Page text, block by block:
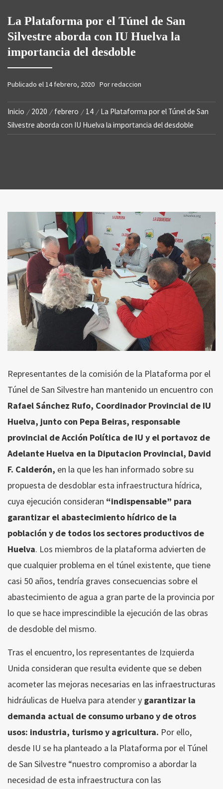
La Plataforma por el Túnel de San
Silvestre aborda con IU Huelva la
importancia del desdoble
Publicado el14 febrero, 2020 Porredaccion
Inicio 2020 febrero 14
La Plataforma por el Túnel de San
Silvestre aborda con IU Huelva la importancia del desdoble
Representantes de la comisión de la Plataforma por el
Túnel de San Silvestre han mantenido un encuentro con
Rafael Sánchez Rufo, Coordinador Provincial de IU
Huelva, junto con Pepa Beiras, responsable
provincial de Acción Política de IU y el portavoz de
Adelante Huelva en la Diputacion Provincial, David
F. Calderón, en la que les han informado sobre su
propuesta de desdoblar esta infraestructura hídrica,
cuya ejecución consideran “indispensable” para
garantizar el abastecimiento hídrico de la
población y de todos los sectores productivos de
Huelva. Los miembros de la plataforma advierten de
que cualquier problema en el túnel existente, que tiene
casi 50 años, tendría graves consecuencias sobre el
abastecimiento de agua a gran parte de la provincia por
lo que se hace imprescindible la ejecución de las obras
de desdoble del mismo.
Tras el encuentro, los representantes de Izquierda
Unida consideran que resulta evidente que se deben
acometer las mejoras necesarias en las infraestructuras
hidráulicas de Huelva para atender y garantizar la
demanda actual de consumo urbano y de otros
usos: industria, turismo y agricultura. Por ello,
desde IU se ha planteado a la Plataforma por el Túnel
de San Silvestre “nuestro compromiso a abordar la
necesidad de esta infraestructura con las